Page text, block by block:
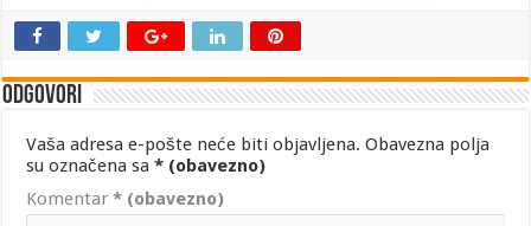
Odgovori
Vaša adresa e-pošte neće biti objavljena. Obavezna polja
su označena sa* (obavezno)
Komentar* (obavezno)